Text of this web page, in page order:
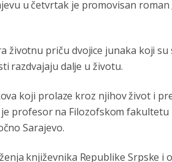
u četvrtak je promovisan roman
životnu priču dvojice junaka koji su
razdvajaju dalje u životu.
koji prolaze kroz njihov život i
profesor na Filozofskom fakultetu
Sarajevo.
književnika Republike Srpske i